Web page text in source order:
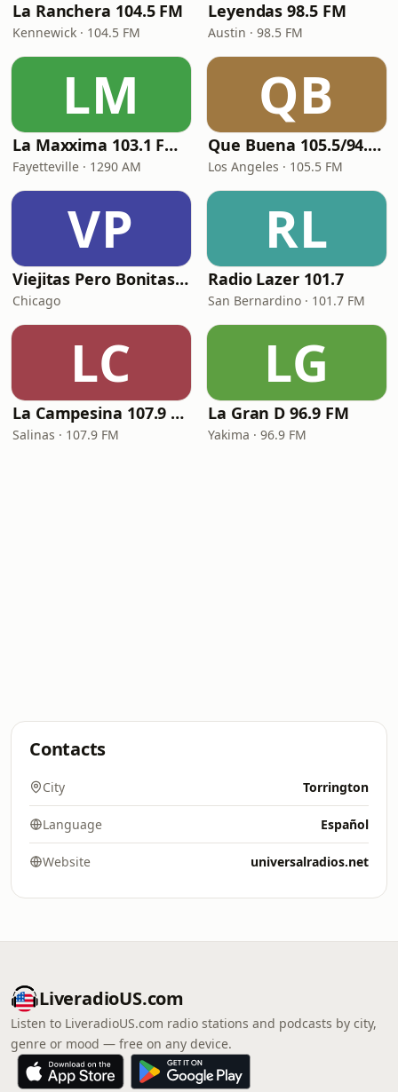
La Ranchera 104.5 FM
Kennewick · 104.5 FM
Leyendas 98.5 FM
Austin · 98.5 FM
LM
La Maxxima 103.1 FM & 1290 AM
Fayetteville · 1290 AM
QB
Que Buena 105.5/94.3 FM
Los Angeles · 105.5 FM
VP
Viejitas Pero Bonitas Radio
Chicago
RL
Radio Lazer 101.7
San Bernardino · 101.7 FM
LC
La Campesina 107.9 FM
Salinas · 107.9 FM
LG
La Gran D 96.9 FM
Yakima · 96.9 FM
Contacts
City Torrington
Language Español
Website universalradios.net
LiveradioUS.com
Listen to LiveradioUS.com radio stations and podcasts by city,
genre or mood — free on any device.